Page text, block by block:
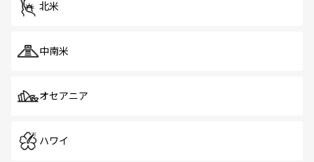
北米
中南米
オセアニア
ハワイ